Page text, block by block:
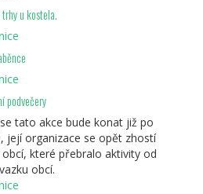
u kostela.
podvečery
tato akce bude konat již po
její organizace se opět zhostí
které přebralo aktivity od
obcí.